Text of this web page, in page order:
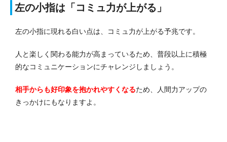
左の小指は「コミュ力が上がる」
左の小指に現れる白い点は、コミュ力が上がる予兆です。
人と楽しく関わる能力が高まっているため、普段以上に積極
的なコミュニケーションにチャレンジしましょう。
相手からも好印象を抱かれやすくなるため、人間力アップの
きっかけにもなりますよ。